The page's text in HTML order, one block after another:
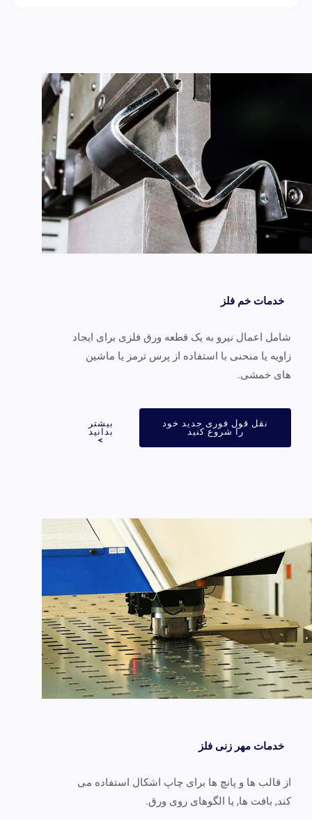
خدمات خم فلز
اعمال نیرو به یک قطعه ورق فلزی برای ایجاد
یا منحنی با استفاده از پرس ترمز یا ماشین
خمشی.
نقل قول فوری جدید خود
را شروع کنید
خدمات مهر زنی فلز
قالب ها و پانچ ها برای چاپ اشکال استفاده می
بافت ها, یا الگوهای روی ورق.